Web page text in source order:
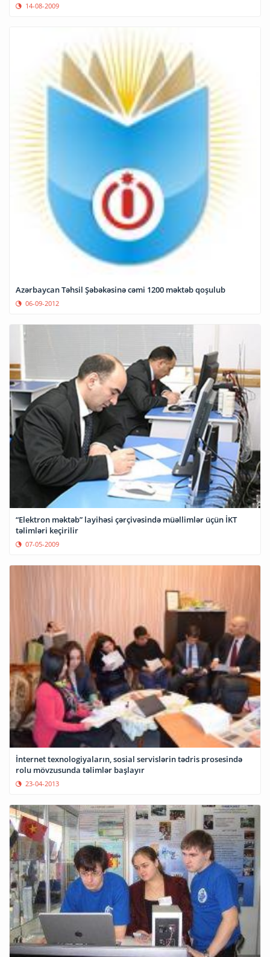
14-08-2009
Azərbaycan Təhsil Şəbəkəsinə cəmi 1200 məktəb qoşulub
06-09-2012
“Elektron məktəb” layihəsi çərçivəsində müəllimlər üçün İKT
təlimləri keçirilir
07-05-2009
İnternet texnologiyaların, sosial servislərin tədris prosesində
rolu mövzusunda təlimlər başlayır
23-04-2013